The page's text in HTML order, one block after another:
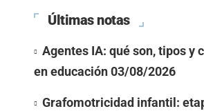
Últimas notas
Agentes IA: qué son, tipos y
en educación03/08/2026
Grafomotricidad infantil: